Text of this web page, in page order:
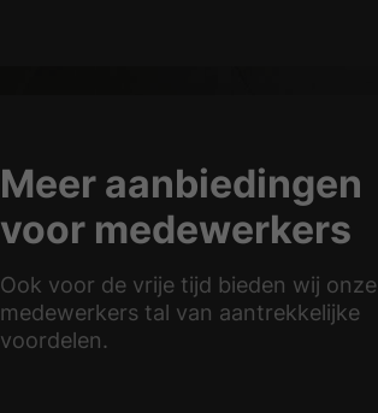
Meer aanbiedingen
voor medewerkers
Ook voor de vrije tijd bieden wij onze
medewerkers tal van aantrekkelijke
voordelen.